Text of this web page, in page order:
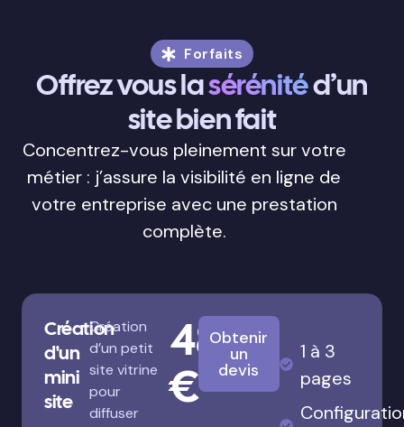
Forfaits
Offrez vous lasérénitéd’un
site bien fait
Concentrez-vous pleinement sur votre
métier : j’assure la visibilité en ligne de
votre entreprise avec une prestation
complète.
Création
d'un
mini
site
Création
d’un petit
site vitrine
pour
diffuser
480
€
Obtenir
un
devis
1 à 3
pages